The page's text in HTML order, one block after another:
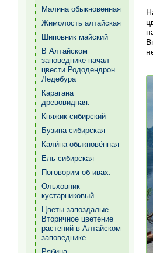
Малина обыкновенная
Жимолость алтайская
Шиповник майский
В Алтайском
заповеднике начал
цвести Рододендрон
Ледебура
Карагана
древовидная.
Княжик сибирский
Бузина сибирская
Кали́на обыкнове́нная
Ель сибирская
Поговорим об ивах.
Ольховник
кустарниковый.
Цветы запоздалые…
Вторичное цветение
растений в Алтайском
заповеднике.